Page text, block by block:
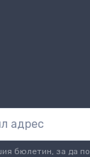
бюлетин, за да